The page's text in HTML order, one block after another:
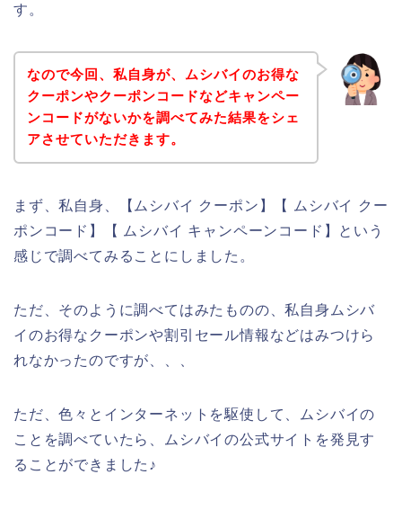
す。
なので今回、私自身が、ムシバイのお得な
クーポンやクーポンコードなどキャンペー
ンコードがないかを調べてみた結果をシェ
アさせていただきます。
まず、私自身、【ムシバイ クーポン】【 ムシバイ クー
ポンコード】【 ムシバイ キャンペーンコード】という
感じで調べてみることにしました。
ただ、そのように調べてはみたものの、私自身ムシバ
イのお得なクーポンや割引セール情報などはみつけら
れなかったのですが、、、
ただ、色々とインターネットを駆使して、ムシバイの
ことを調べていたら、ムシバイの公式サイトを発見す
ることができました♪